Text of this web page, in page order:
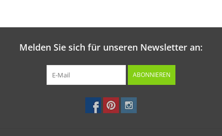
Melden Sie sich für unseren Newsletter an:
ABONNIEREN